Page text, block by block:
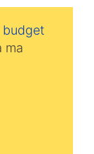
budget
ma